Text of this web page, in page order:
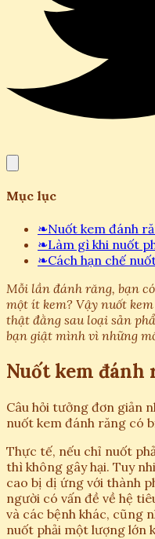
Mục lục
❧Nuốt kem đánh
❧Làm gì khi nuốt
❧Cách hạn chế
Mỗi lần đánh răng, bạn
một ít kem? Vậy nuốt
thật đằng sau loại sản
bạn giật mình vì những
Nuốt kem đánh
Câu hỏi tưởng đơn giản
nuốt kem đánh răng có
Thực tế, nếu chỉ nuốt
thì không gây hại. Tuy
cao bị dị ứng với thành
người có vấn đề về hệ
và các bệnh khác, cũng
nuốt phải một lượng lớn